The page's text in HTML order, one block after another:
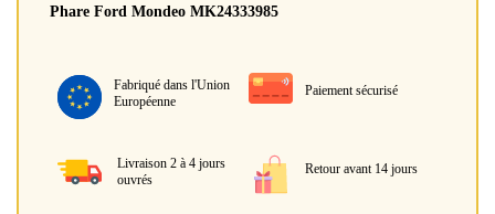
Phare Ford Mondeo MK24333985
Fabriqué dans l'Union
Européenne
Paiement sécurisé
Livraison 2 à 4 jours
ouvrés
Retour avant 14 jours